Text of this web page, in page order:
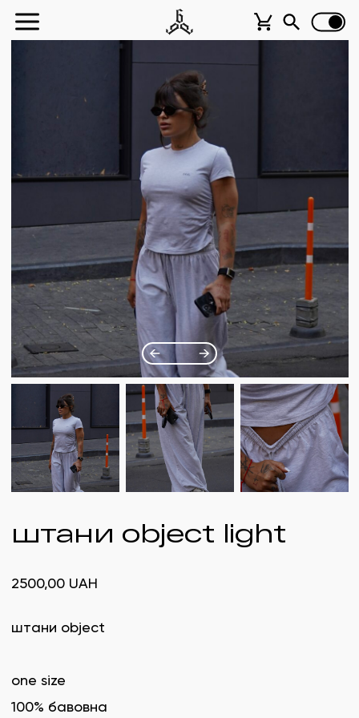
штани object light
2500,00 UAH
штани object
one size
100% бавовна